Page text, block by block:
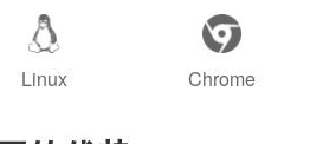
Linux Chrome